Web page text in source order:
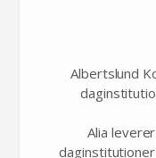
Albertslund
Alia